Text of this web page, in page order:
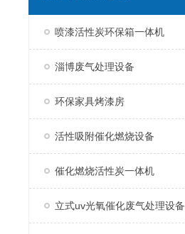
喷漆活性炭环保箱一体机
淄博废气处理设备
环保家具烤漆房
活性吸附催化燃烧设备
催化燃烧活性炭一体机
立式uv光氧催化废气处理设备